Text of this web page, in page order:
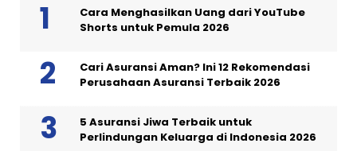
Cara Menghasilkan Uang dari YouTube
Shorts untuk Pemula 2026
Cari Asuransi Aman? Ini 12 Rekomendasi
Perusahaan Asuransi Terbaik 2026
5 Asuransi Jiwa Terbaik untuk
Perlindungan Keluarga di Indonesia 2026